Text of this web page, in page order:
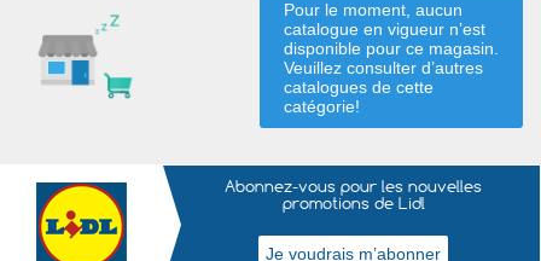
Pour le moment, aucun
catalogue en vigueur n’est
disponible pour ce magasin.
Veuillez consulter d’autres
catalogues de cette
catégorie!
Abonnez-vous pour les nouvelles
promotions de Lidl